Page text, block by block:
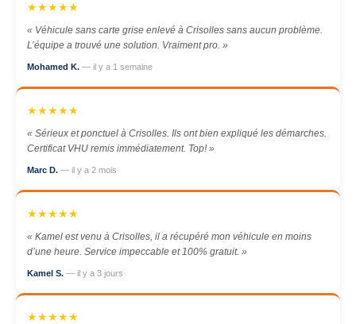
★★★★★
« Véhicule sans carte grise enlevé à Crisolles sans aucun problème.
L’équipe a trouvé une solution. Vraiment pro. »
Mohamed K. — il y a 1 semaine
★★★★★
« Sérieux et ponctuel à Crisolles. Ils ont bien expliqué les démarches.
Certificat VHU remis immédiatement. Top! »
Marc D. — il y a 2 mois
★★★★★
« Kamel est venu à Crisolles, il a récupéré mon véhicule en moins
d’une heure. Service impeccable et 100% gratuit. »
Kamel S. — il y a 3 jours
★★★★★